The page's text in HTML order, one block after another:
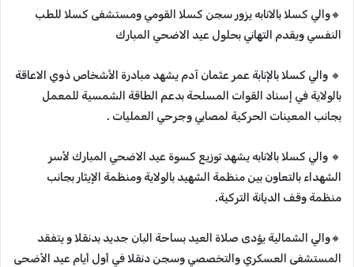
🔸‬‏والي كسلا بالانابه يزور سجن كسلا القومي ومستشفى كسلا للطب
النفسي ويقدم التهاني بحلول عيد الاضحي المبارك
🔸‬‏ والي كسلا بالإنابة عمر عثمان آدم يشهد مبادرة الأشخاص ذوي الاعاقة
بالولاية في إسناد القوات المسلحة بدعم الطاقة الشمسية للمعمل
بجانب المعينات الحركية لمصابي وجرحي العمليات .
🔸‬‏ والي كسلا بالانابه يشهد توزيع كسوة عيد الاضحي المبارك لأسر
الشهداء بالتعاون بين منظمة الشهيد بالولاية ومنظمة الإيثار بجانب
منظمة وقف الديانة التركية.
🔸‬‏والي الشمالية يؤدى صلاة العيد بساحة البان جديد بدنقلا و يتفقد
المستشفى العسكري والتخصصي وسجن دنقلا في أول أيام عيد الأضحى